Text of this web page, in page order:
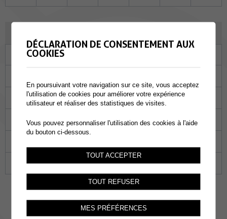
Ma
06 07 08 09 10
15 16 17
27 28 29 01 02
DÉCLARATION DE CONSENTEMENT AUX
COOKIES
En poursuivant votre navigation sur ce site, vous acceptez
l'utilisation de cookies pour améliorer votre expérience
utilisateur et réaliser des statistiques de visites.
Vous pouvez personnaliser l'utilisation des cookies à l'aide
du bouton ci-dessous.
TOUT ACCEPTER
TOUT REFUSER
MES PRÉFÉRENCES